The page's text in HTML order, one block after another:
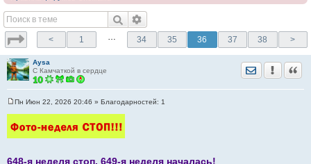
< 1 … 34 35 36 37 38 >
Aysa
С Камчаткой в сердце
Отправить
о
б
н
Пн Июн 22, 2026 20:46 » Благодарностей: 1
648-я неделя стоп. 649-я неделя началась!